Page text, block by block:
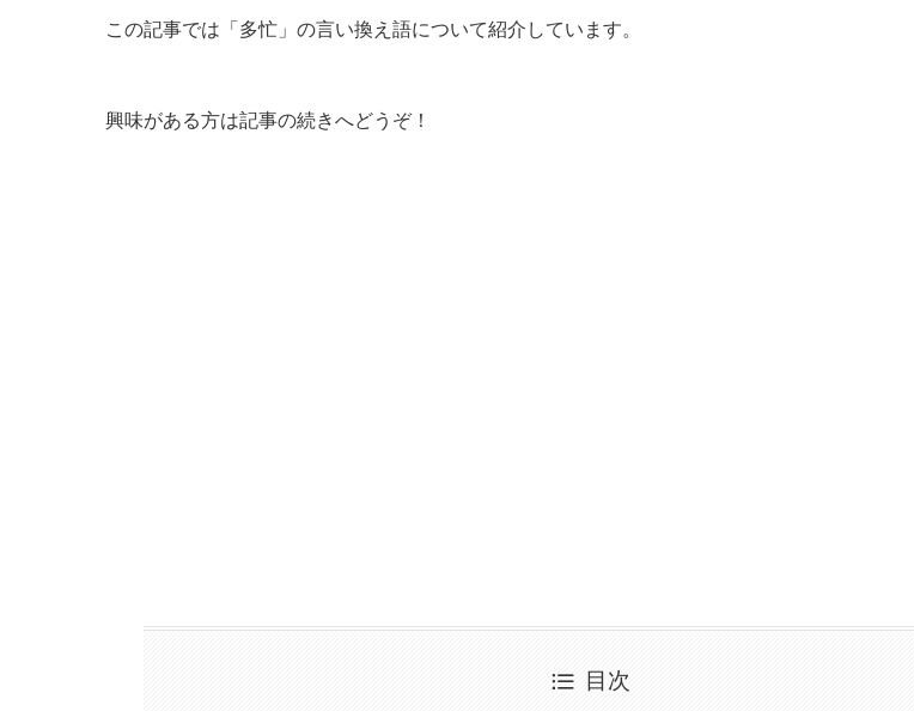
この記事では「多忙」の言い換え語について紹介しています。
興味がある方は記事の続きへどうぞ！
目次